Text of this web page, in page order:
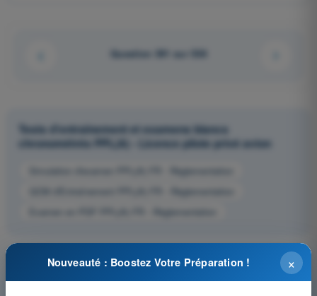
Question 391 sur 538
Tests d'entraînement et examens blancs
chronométrés PPL(A) - Licence pilote privé avion
Simulation d'examen PPL(A) FR - Règlementation
QCM d'Entraînement PPL(A) FR - Règlementation
Examen en PDF PPL(A) FR - Règlementation
×
Nouveauté : Boostez Votre Préparation !